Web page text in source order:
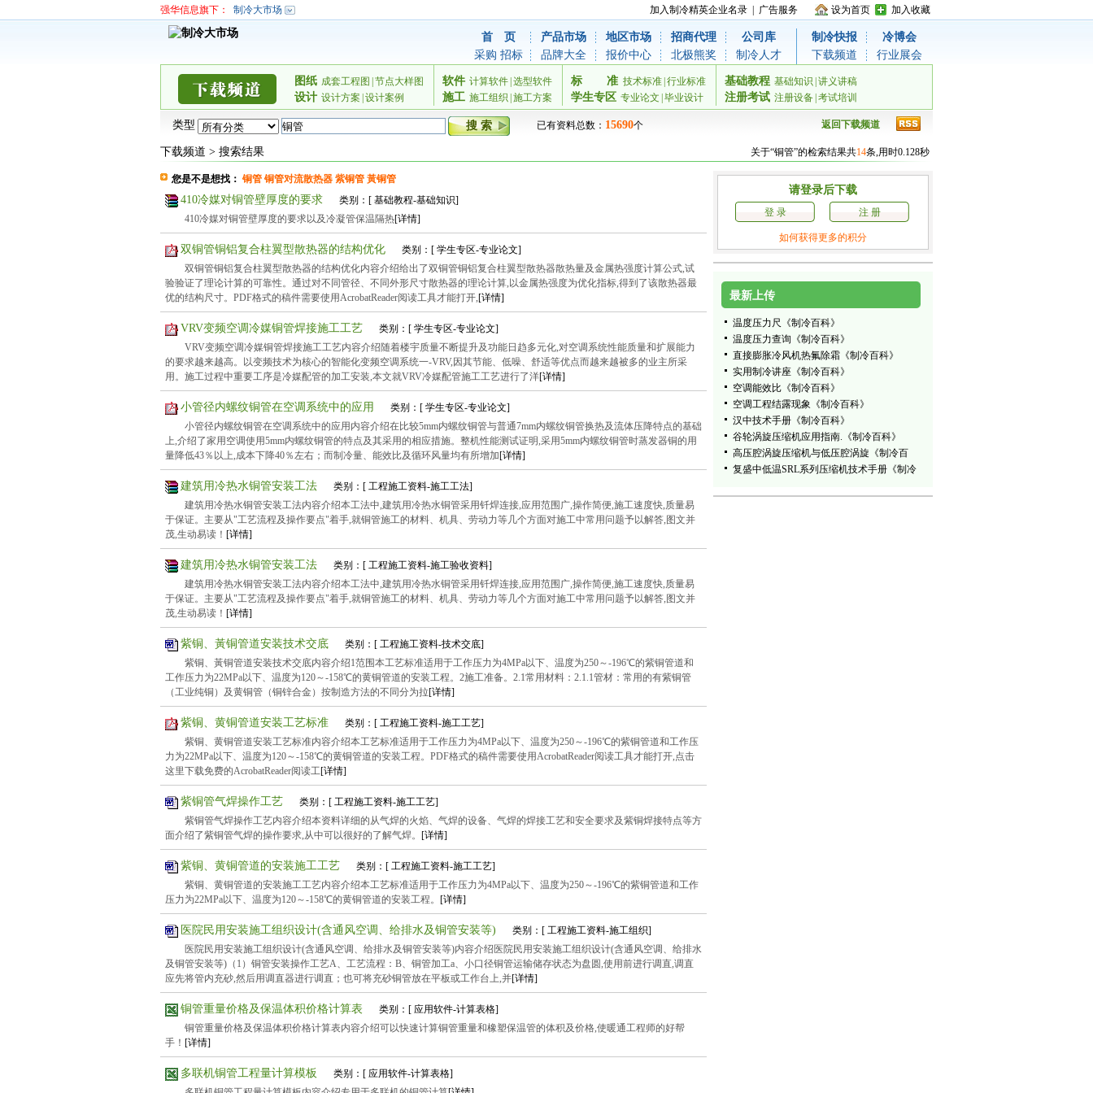
强华信息旗下： 制冷大市场 加入制冷精英企业名录 广告服务 设为首页 加入收藏
首 页 产品市场 地区市场 招商代理 公司库 制冷快报
冷博会
采购 招标 品牌大全 报价中心 北极熊奖 制冷人才 下载频道 行业展会
图纸 成套工程图 节点大样图
设计 设计方案 设计案例
软件 计算软件 选型软件
施工 施工组织 施工方案
标 准 技术标准 行业标准
学生专区 专业论文 毕业设计
基础教程 基础知识 讲义讲稿
注册考试 注册设备 考试培训
返回下载频道
类型 已有资料总数： 15690个
关于“铜管”的检索结果共14条,用时0.128秒
下载频道 > 搜索结果
您是不是想找： 铜管 铜管对流散热器 紫铜管 黃铜管
410冷媒对铜管壁厚度的要求
类别：[ 基础教程-基础知识]
410冷媒对铜管壁厚度的要求以及冷凝管保温隔热[详情]
双铜管铜铝复合柱翼型散热器的结构优化
类别：[ 学生专区-专业论文]
双铜管铜铝复合柱翼型散热器的结构优化内容介绍给出了双铜管铜铝复合柱翼型散热器散热量及金属热强度计算公式,试
验验证了理论计算的可靠性。通过对不同管径、不同外形尺寸散热器的理论计算,以金属热强度为优化指标,得到了该散热器最
优的结构尺寸。PDF格式的稿件需要使用AcrobatReader阅读工具才能打开,[详情]
VRV变频空调冷媒铜管焊接施工工艺
类别：[ 学生专区-专业论文]
VRV变频空调冷媒铜管焊接施工工艺内容介绍随着楼宇质量不断提升及功能日趋多元化,对空调系统性能质量和扩展能力
的要求越来越高。以变频技术为核心的智能化变频空调系统一-VRV,因其节能、低噪、舒适等优点而越来越被多的业主所采
用。施工过程中重要工序是冷媒配管的加工安装,本文就VRV冷媒配管施工工艺进行了洋[详情]
小管径内螺纹铜管在空调系统中的应用
类别：[ 学生专区-专业论文]
小管径内螺纹铜管在空调系统中的应用内容介绍在比较5mm内螺纹铜管与普通7mm内螺纹铜管换热及流体压降特点的基础
上,介绍了家用空调使用5mm内螺纹铜管的特点及其采用的相应措施。整机性能测试证明,采用5mm内螺纹铜管时蒸发器铜的用
量降低43％以上,成本下降40％左右；而制冷量、能效比及循环风量均有所增加[详情]
建筑用冷热水铜管安装工法
类别：[ 工程施工资料-施工工法]
建筑用冷热水铜管安装工法内容介绍本工法中,建筑用冷热水铜管采用钎焊连接,应用范围广,操作简便,施工速度快,质量易
于保证。主要从"工艺流程及操作要点"着手,就铜管施工的材料、机具、劳动力等几个方面对施工中常用问题予以解答,图文并
茂,生动易读！ [详情]
建筑用冷热水铜管安装工法
类别：[ 工程施工资料-施工验收资料]
建筑用冷热水铜管安装工法内容介绍本工法中,建筑用冷热水铜管采用钎焊连接,应用范围广,操作简便,施工速度快,质量易
于保证。主要从"工艺流程及操作要点"着手,就铜管施工的材料、机具、劳动力等几个方面对施工中常用问题予以解答,图文并
茂,生动易读！ [详情]
紫铜、黃铜管道安装技术交底
类别：[ 工程施工资料-技术交底]
紫铜、黃铜管道安装技术交底内容介绍1范围本工艺标准适用于工作压力为4MPa以下、温度为250～-196℃的紫铜管道和
工作压力为22MPa以下、温度为120～-158℃的黄铜管道的安装工程。2施工准备。2.1常用材料：2.1.1管材：常用的有紫铜管
（工业纯铜）及黄铜管（铜锌合金）按制造方法的不同分为拉[详情]
紫铜、黄铜管道安装工艺标准
类别：[ 工程施工资料-施工工艺]
紫铜、黄铜管道安装工艺标准内容介绍本工艺标准适用于工作压力为4MPa以下、温度为250～-196℃的紫铜管道和工作压
力为22MPa以下、温度为120～-158℃的黄铜管道的安装工程。PDF格式的稿件需要使用AcrobatReader阅读工具才能打开,点击
这里下载免费的AcrobatReader阅读工[详情]
紫铜管气焊操作工艺
类别：[ 工程施工资料-施工工艺]
紫铜管气焊操作工艺内容介绍本资料详细的从气焊的火焰、气焊的设备、气焊的焊接工艺和安全要求及紫铜焊接特点等方
面介绍了紫铜管气焊的操作要求,从中可以很好的了解气焊。 [详情]
紫铜、黄铜管道的安装施工工艺
类别：[ 工程施工资料-施工工艺]
紫铜、黄铜管道的安装施工工艺内容介绍本工艺标准适用于工作压力为4MPa以下、温度为250～-196℃的紫铜管道和工作
压力为22MPa以下、温度为120～-158℃的黄铜管道的安装工程。 [详情]
医院民用安装施工组织设计(含通风空调、给排水及铜管安装等)
类别：[ 工程施工资料-施工组织]
医院民用安装施工组织设计(含通风空调、给排水及铜管安装等)内容介绍医院民用安装施工组织设计(含通风空调、给排水
及铜管安装等)（1）铜管安装操作工艺A、工艺流程：B、铜管加工a、小口径铜管运输储存状态为盘圆,使用前进行调直,调直
应先将管内充砂,然后用调直器进行调直；也可将充砂铜管放在平板或工作台上,并[详情]
铜管重量价格及保温体积价格计算表
类别：[ 应用软件-计算表格]
铜管重量价格及保温体积价格计算表内容介绍可以快速计算铜管重量和橡塑保温管的体积及价格,使暖通工程师的好帮
手！ [详情]
多联机铜管工程量计算模板
类别：[ 应用软件-计算表格]
请登录后下载
登 录 注 册
如何获得更多的积分
最新上传
温度压力尺《制冷百科》
温度压力查询《制冷百科》
直接膨胀冷风机热氟除霜《制冷百科》
实用制冷讲座《制冷百科》
空调能效比《制冷百科》
空调工程结露现象《制冷百科》
汉中技术手册《制冷百科》
谷轮涡旋压缩机应用指南.《制冷百科》
高压腔涡旋压缩机与低压腔涡旋《制冷百
科》
复盛中低温SRL系列压缩机技术手册《制冷